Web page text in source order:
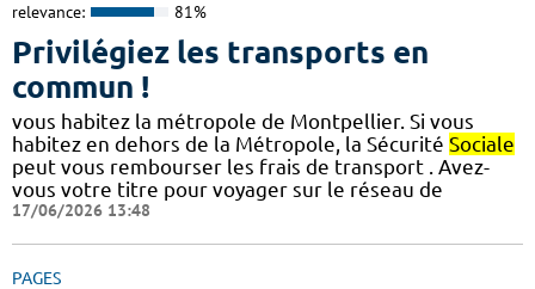
relevance: 81%
Privilégiez les transports en
commun !
vous habitez la métropole de Montpellier. Si vous
habitez en dehors de la Métropole, la Sécurité Sociale
peut vous rembourser les frais de transport . Avez-
vous votre titre pour voyager sur le réseau de
17/06/2026 13:48
PAGES